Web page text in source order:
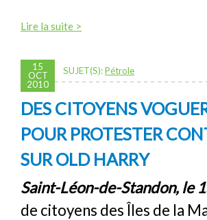
Lire la suite >
15
OCT
2010
SUJET(S):Pétrole
DES CITOYENS
POUR PROTESTER
SUR OLD HARRY
Saint-Léon-de-Standon, le
de citoyens des Îles de la